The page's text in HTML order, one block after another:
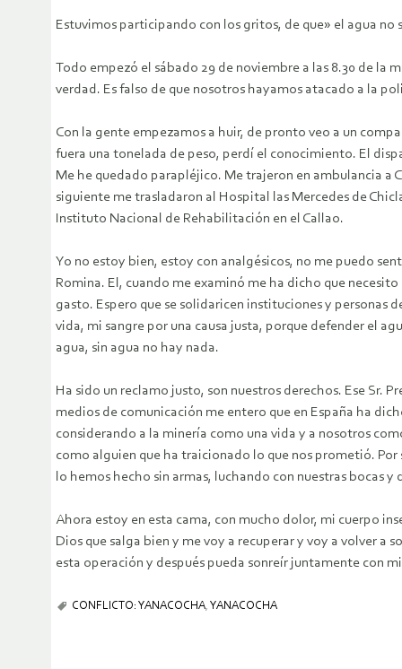
Estuvimos participando con los gritos, de que» el agua
Todo empezó el sábado 29 de noviembre a las 8.30 de la
verdad. Es falso de que nosotros hayamos atacado a la
Con la gente empezamos a huir, de pronto veo a un
fuera una tonelada de peso, perdí el conocimiento. El
Me he quedado parapléjico. Me trajeron en ambulancia a
siguiente me trasladaron al Hospital las Mercedes de
Instituto Nacional de Rehabilitación en el Callao.
Yo no estoy bien, estoy con analgésicos, no me puedo
Romina. El, cuando me examinó me ha dicho que
gasto. Espero que se solidaricen instituciones y personas
vida, mi sangre por una causa justa, porque defender el
agua, sin agua no hay nada.
Ha sido un reclamo justo, son nuestros derechos. Ese Sr.
medios de comunicación me entero que en España ha
considerando a la minería como una vida y a nosotros
como alguien que ha traicionado lo que nos prometió.
lo hemos hecho sin armas, luchando con nuestras bocas y
Ahora estoy en esta cama, con mucho dolor, mi cuerpo
Dios que salga bien y me voy a recuperar y voy a volver a
esta operación y después pueda sonreír juntamente con
CONFLICTO: YANACOCHA, YANACOCHA